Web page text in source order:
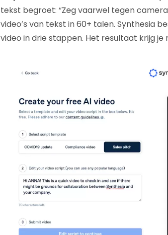
tekst begroet: “Zeg vaarwel tegen
video’s van tekst in 60+ talen. Synthesia
video in drie stappen. Het resultaat krijg